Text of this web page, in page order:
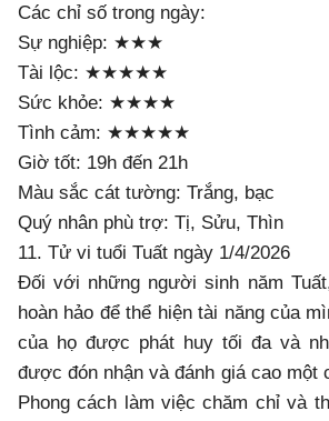
Các chỉ số trong ngày:
Sự nghiệp: ★★★
Tài lộc: ★★★★★
Sức khỏe: ★★★★
Tình cảm: ★★★★★
Giờ tốt: 19h đến 21h
Màu sắc cát tường: Trắng, bạc
Quý nhân phù trợ: Tị, Sửu, Thìn
11. Tử vi tuổi Tuất ngày 1/4/2026
Đối với những người sinh năm
hoàn hảo để thể hiện tài năng của
của họ được phát huy tối đa và
được đón nhận và đánh giá cao một
Phong cách làm việc chăm chỉ và